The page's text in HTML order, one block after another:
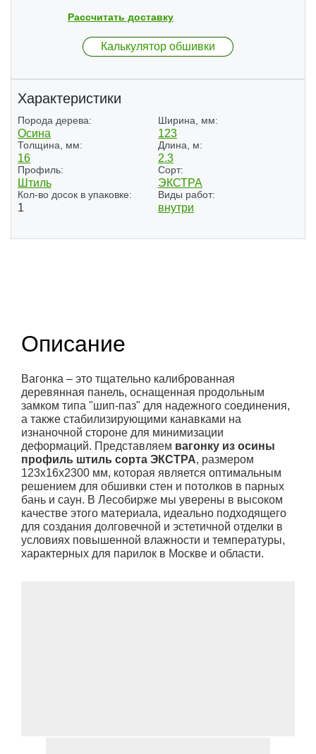
Рассчитать доставку
Калькулятор обшивки
Характеристики
Порода дерева:
Осина
Ширина, мм:
123
Толщина, мм:
16
Длина, м:
2.3
Профиль:
Штиль
Сорт:
ЭКСТРА
Кол-во досок в упаковке:
1
Виды работ:
внутри
Описание
Вагонка – это тщательно калиброванная
деревянная панель, оснащенная продольным
замком типа "шип-паз" для надежного соединения,
а также стабилизирующими канавками на
изнаночной стороне для минимизации
деформаций. Представляем вагонку из осины
профиль штиль сорта ЭКСТРА, размером
123x16x2300 мм, которая является оптимальным
решением для обшивки стен и потолков в парных
бань и саун. В Лесобирже мы уверены в высоком
качестве этого материала, идеально подходящего
для создания долговечной и эстетичной отделки в
условиях повышенной влажности и температуры,
характерных для парилок в Москве и области.